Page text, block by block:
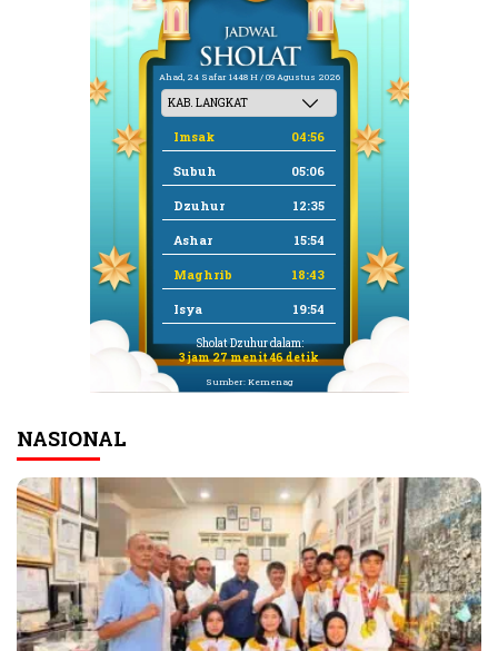
Ahad, 24 Safar 1448 H / 09 Agustus 2026
Imsak 04:56
Subuh 05:06
Dzuhur 12:35
Ashar 15:54
Maghrib 18:43
Isya 19:54
Sholat Dzuhur dalam:
3 jam 27 menit 46 detik
Sumber: Kemenag
NASIONAL